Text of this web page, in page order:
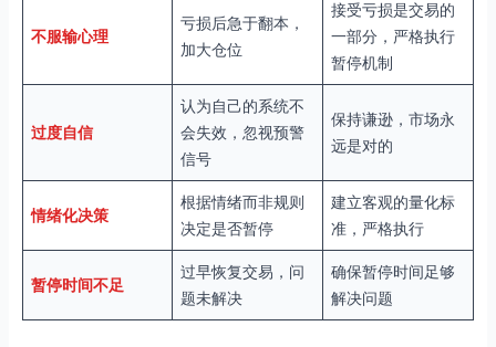
不服输心理
亏损后急于翻本，
加大仓位
接受亏损是交易的
一部分，严格执行
暂停机制
过度自信
认为自己的系统不
会失效，忽视预警
信号
保持谦逊，市场永
远是对的
情绪化决策
根据情绪而非规则
决定是否暂停
建立客观的量化标
准，严格执行
暂停时间不足
过早恢复交易，问
题未解决
确保暂停时间足够
解决问题